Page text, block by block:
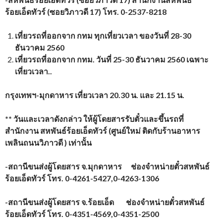
ร้อยเอ็ดทัวร์ (ซอยวิภาวดี 17) โทร. 0-2537-8218
เที่ยวรถที่ออกจาก กทม ทุกเที่ยวเวลา ของวันที่ 28-30
ธันวาคม 2560
เที่ยวรถที่ออกจาก กทม. วันที่ 25-30 ธันวาคม 2560 เฉพาะ
เที่ยวเวลา..
กรุงเทพฯ-มุกดาหาร เที่ยวเวลา 20.30 น. และ 21.15 น.
** วันและเวลาดังกล่าว ให้ผู้โดยสารรับตั๋วและขึ้นรถที่
สำนักงาน สหพันธ์ร้อยเอ็ดทัวร์ (ศูนย์ใหม่ ติดกับร้านอาหาร
เพลินถนนวิภาวดี ) เท่านั้น
-สถานีขนส่งผู้โดยสาร จ.มุกดาหาร ช่องจำหน่ายตั๋วสหพันธ์
ร้อยเอ็ดทัวร์ โทร. 0-4261-5427,0-4263-1306
-สถานีขนส่งผู้โดยสาร จ.ร้อยเอ็ด ช่องจำหน่ายตั๋วสหพันธ์
ร้อยเอ็ดทัวร์ โทร. 0-4351-4569,0-4351-2500